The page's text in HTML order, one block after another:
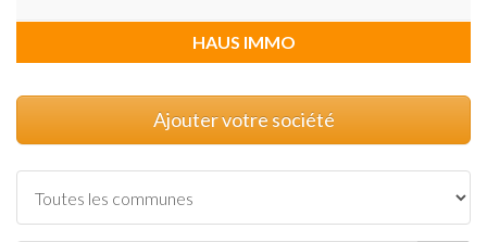
HAUS IMMO
Ajouter votre société